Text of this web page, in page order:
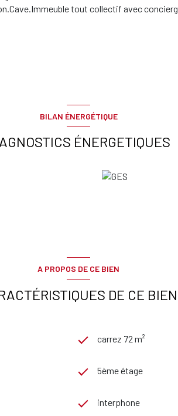
tout collectif avec
BILAN ÉNERGÉTIQUE
ÉNERGETIQUES
A PROPOS DE CE BIEN
DE CE BIEN
carrez 72 m²
5ème étage
interphone